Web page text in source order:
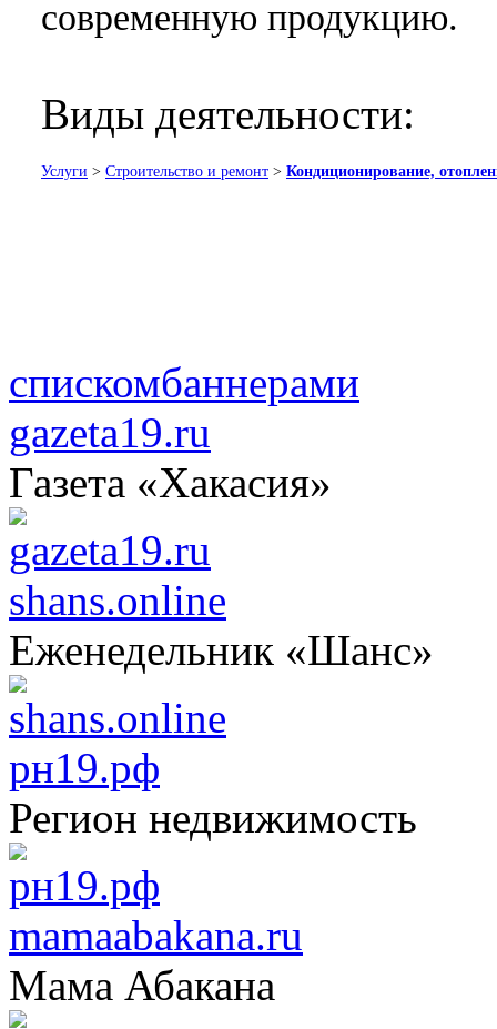
современную продукцию.
Виды деятельности:
Услуги > Строительство и ремонт > Кондиционирование,
спискомбаннерами
gazeta19.ru
Газета «Хакасия»
shans.online
Еженедельник «Шанс»
рн19.рф
Регион недвижимость
mamaabakana.ru
Мама Абакана